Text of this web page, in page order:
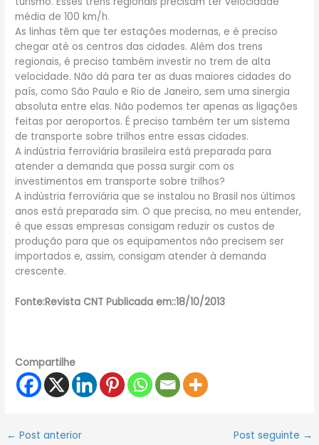
média de 100 km/h.
As linhas têm que ter estações modernas, e é preciso
chegar até os centros das cidades. Além dos trens
regionais, é preciso também investir no trem de alta
velocidade. Não dá para ter as duas maiores cidades do
país, como São Paulo e Rio de Janeiro, sem uma sinergia
absoluta entre elas. Não podemos ter apenas as ligações
feitas por aeroportos. É preciso também ter um sistema
de transporte sobre trilhos entre essas cidades.
A indústria ferroviária brasileira está preparada para
atender a demanda que possa surgir com os
investimentos em transporte sobre trilhos?
A indústria ferroviária que se instalou no Brasil nos últimos
anos está preparada sim. O que precisa, no meu entender,
é que essas empresas consigam reduzir os custos de
produção para que os equipamentos não precisem ser
importados e, assim, consigam atender à demanda
crescente.
Fonte:Revista CNT Publicada em::18/10/2013
Compartilhe
← Post anterior Post seguinte →